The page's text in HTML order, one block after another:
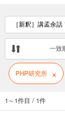
一致
PHP研究所 ×
1～1件目 / 1件